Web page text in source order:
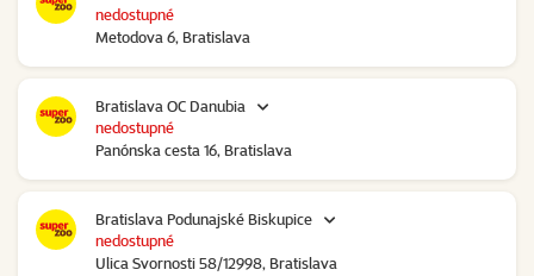
Metodova 6, Bratislava
nedostupné
Bratislava OC Danubia
Panónska cesta 16, Bratislava
nedostupné
Bratislava Podunajské Biskupice
Ulica Svornosti 58/12998, Bratislava
nedostupné